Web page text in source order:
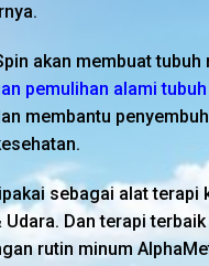
akan membuat
pemulihan alami
membantu
sebagai alat terapi
Udara. Dan terapi
rutin minum